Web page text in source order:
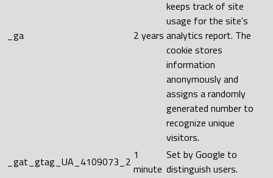
_ga 2 years
keeps track of site
usage for the site's
analytics report. The
cookie stores
information
anonymously and
assigns a randomly
generated number to
recognize unique
visitors.
_gat_gtag_UA_4109073_2 1
minute
Set by Google to
distinguish users.